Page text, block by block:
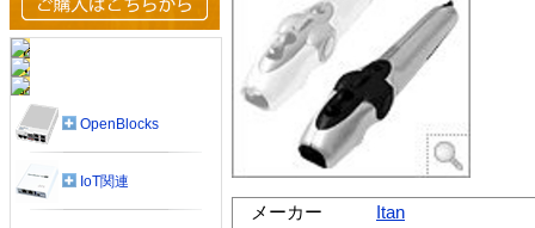
メーカー
Itan
OpenBlocks
IoT関連